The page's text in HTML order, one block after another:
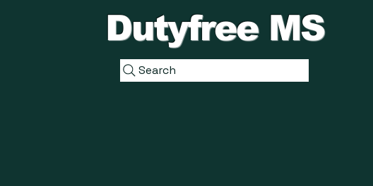
Dutyfree MS
Search